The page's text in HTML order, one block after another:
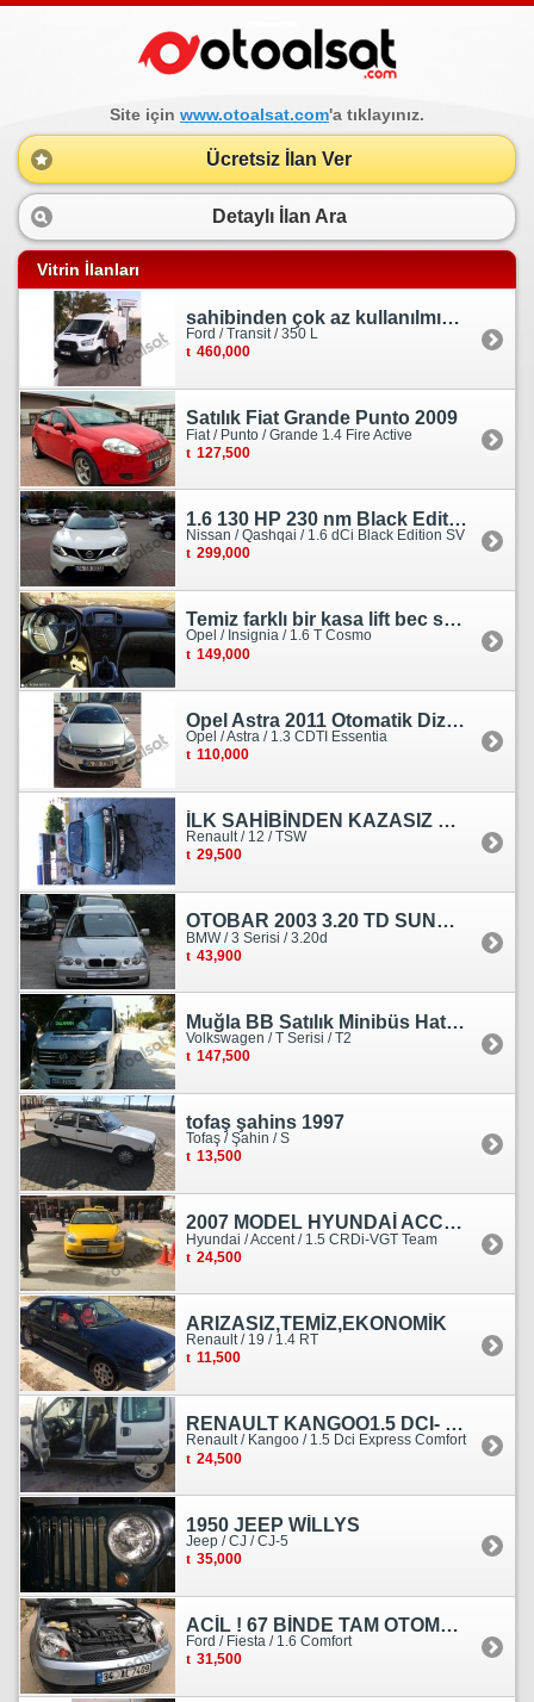
Site için www.otoalsat.com'a tıklayınız.
Ücretsiz İlan Ver
Detaylı İlan Ara
Vitrin İlanları
sahibinden çok az kullanılmış orjinal ford transit
Ford / Transit / 350 L
460,000
Satılık Fiat Grande Punto 2009
Fiat / Punto / Grande 1.4 Fire Active
127,500
1.6 130 HP 230 nm Black Edition servis bakımlı
Nissan / Qashqai / 1.6 dCi Black Edition SV
299,000
Temiz farklı bir kasa lift bec sedan görünümlü heçbek
Opel / Insignia / 1.6 T Cosmo
149,000
Opel Astra 2011 Otomatik Dizel Tramersiz Essentia
Opel / Astra / 1.3 CDTI Essentia
110,000
İLK SAHİBİNDEN KAZASIZ HASARSIZ BOYASIZ DEĞİŞENSİZ TAM ORJİNAL RENO
Renault / 12 / TSW
29,500
OTOBAR 2003 3.20 TD SUNROOF DERİ OTOMATİK DİZEL EMSALSİZ
BMW / 3 Serisi / 3.20d
43,900
Muğla BB Satılık Minibüs Hatı Volkswagen Crafter
Volkswagen / T Serisi / T2
147,500
tofaş şahins 1997
Tofaş / Şahin / S
13,500
2007 MODEL HYUNDAİ ACCENT ERA MOTOR YENİ YAPILDI
Hyundai / Accent / 1.5 CRDi-VGT Team
24,500
ARIZASIZ,TEMİZ,EKONOMİK
Renault / 19 / 1.4 RT
11,500
RENAULT KANGOO1.5 DCI- 138 KM
Renault / Kangoo / 1.5 Dci Express Comfort
24,500
1950 JEEP WİLLYS
Jeep / CJ / CJ-5
35,000
ACİL ! 67 BİNDE TAM OTOMATİK FORD FİESTA
Ford / Fiesta / 1.6 Comfort
31,500